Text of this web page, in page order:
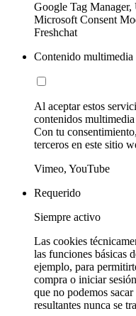
Google Tag
Microsoft Consent
Freshchat
Contenido multimedia
Al aceptar estos
contenidos
Con tu
terceros en este sitio
Vimeo, YouTube
Requerido
Siempre activo
Las cookies
las funciones básicas
ejemplo, para
compra o iniciar
que no podemos
resultantes nunca se